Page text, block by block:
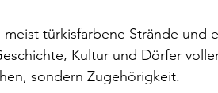
türkisfarbene Strände und
Kultur und Dörfer
sondern Zugehörigkeit.